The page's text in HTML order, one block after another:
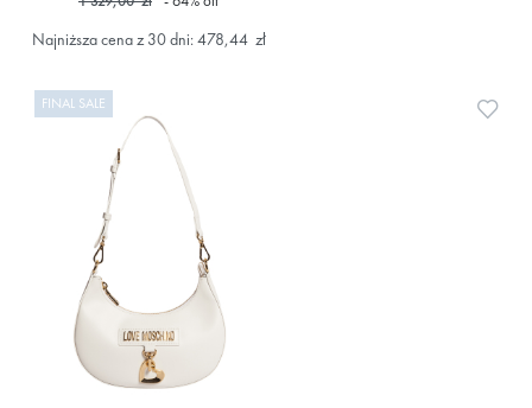
Najniższa cena z 30 dni: 478,44 zł
FINAL SALE